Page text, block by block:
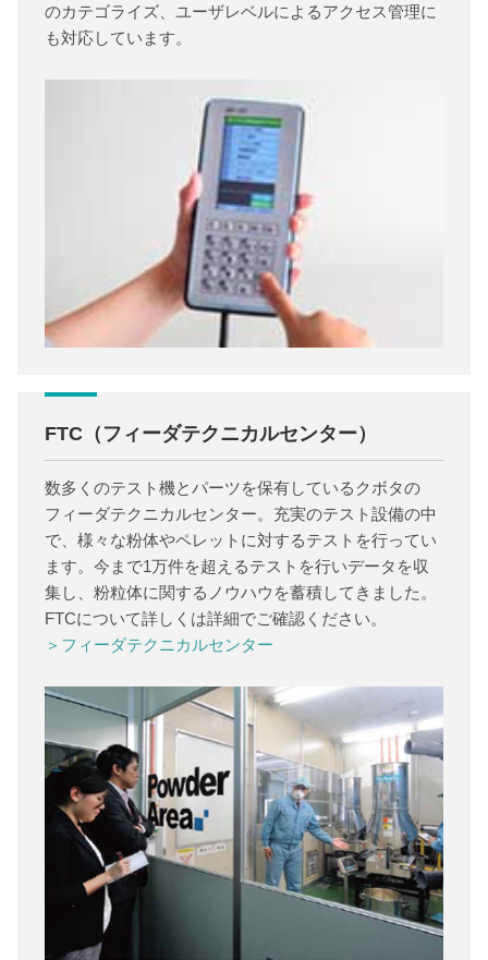
のカテゴライズ、ユーザレベルによるアクセス管理に
も対応しています。
FTC（フィーダテクニカルセンター）
数多くのテスト機とパーツを保有しているクボタの
フィーダテクニカルセンター。充実のテスト設備の中
で、様々な粉体やペレットに対するテストを行ってい
ます。今まで1万件を超えるテストを行いデータを収
集し、粉粒体に関するノウハウを蓄積してきました。
FTCについて詳しくは詳細でご確認ください。
＞フィーダテクニカルセンター